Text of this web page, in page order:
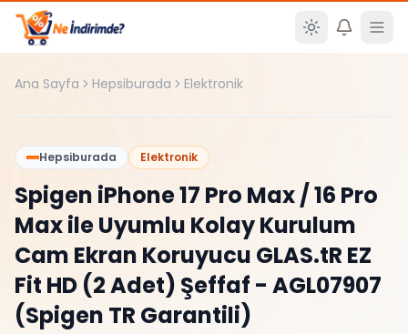
Ana içeriğe atla
Ana Sayfa Hepsiburada Elektronik
%0
Hepsiburada Elektronik
Spigen iPhone 17 Pro Max / 16 Pro
Max ile Uyumlu Kolay Kurulum
Cam Ekran Koruyucu GLAS.tR EZ
Fit HD (2 Adet) Şeffaf - AGL07907
(Spigen TR Garantili)